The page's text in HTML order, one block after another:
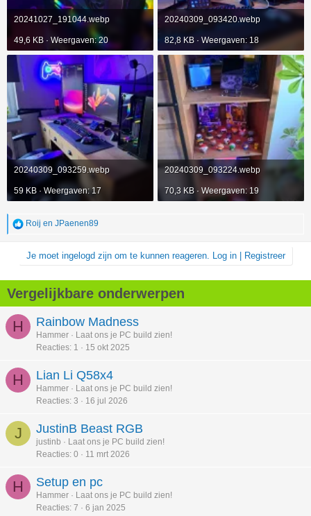
20241027_191044.webp
49,6 KB · Weergaven: 20
20240309_093420.webp
82,8 KB · Weergaven: 18
20240309_093259.webp
59 KB · Weergaven: 17
20240309_093224.webp
70,3 KB · Weergaven: 19
W
e
r
i
g
e
n
Roij en JPaenen89
Je moet ingelogd zijn om te kunnen reageren. Log in | Registreer
Vergelijkbare onderwerpen
H Rainbow Madness
Hammer
Laat ons je PC build zien!
Reacties 1 15 okt 2025
H Lian Li Q58x4
Hammer
Laat ons je PC build zien!
Reacties 3 16 jul 2026
J JustinB Beast RGB
justinb
Laat ons je PC build zien!
Reacties 0 11 mrt 2026
H Setup en pc
Hammer
Laat ons je PC build zien!
Reacties 7 6 jan 2025